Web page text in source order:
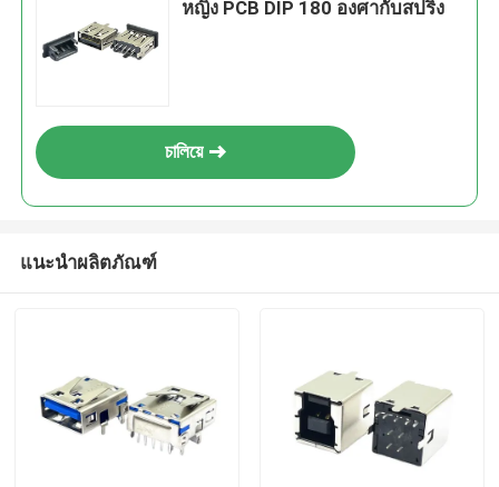
หญิง PCB DIP 180 องศากับสปริง
চালিয়ে
แนะนำผลิตภัณฑ์